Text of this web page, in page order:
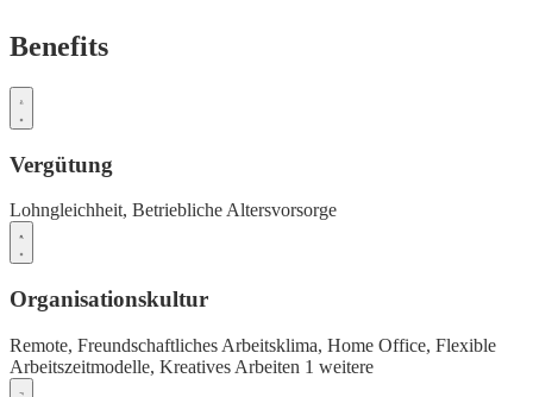
Benefits
Vergütung
Lohngleichheit, Betriebliche Altersvorsorge
Organisationskultur
Remote, Freundschaftliches Arbeitsklima, Home Office, Flexible
Arbeitszeitmodelle, Kreatives Arbeiten 1 weitere